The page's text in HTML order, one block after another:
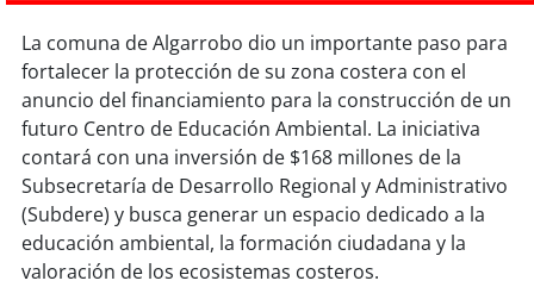
soyantofagasta
soycopiapó
soyvalparaíso
soyquillota
La comuna de Algarrobo dio un importante paso para
fortalecer la protección de su zona costera con el
anuncio del financiamiento para la construcción de un
futuro Centro de Educación Ambiental. La iniciativa
contará con una inversión de $168 millones de la
Subsecretaría de Desarrollo Regional y Administrativo
(Subdere) y busca generar un espacio dedicado a la
educación ambiental, la formación ciudadana y la
valoración de los ecosistemas costeros.